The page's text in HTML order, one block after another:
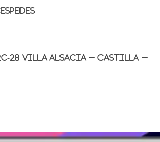
28 Villa Alsacia – Castilla –